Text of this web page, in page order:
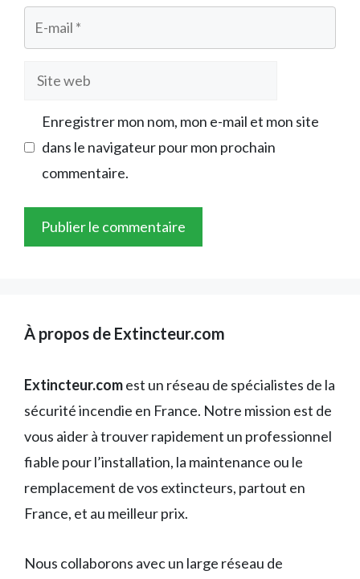
E-
mail
Site
Enregistrer mon nom, mon e-mail et mon site
dans le navigateur pour mon prochain
commentaire.
À propos de Extincteur.com
Extincteur.comest un réseau de spécialistes de la
sécurité incendie en France. Notre mission est de
vous aider à trouver rapidement un professionnel
fiable pour l’installation, la maintenance ou le
remplacement de vos extincteurs, partout en
France, et au meilleur prix.
Nous collaborons avec un large réseau de